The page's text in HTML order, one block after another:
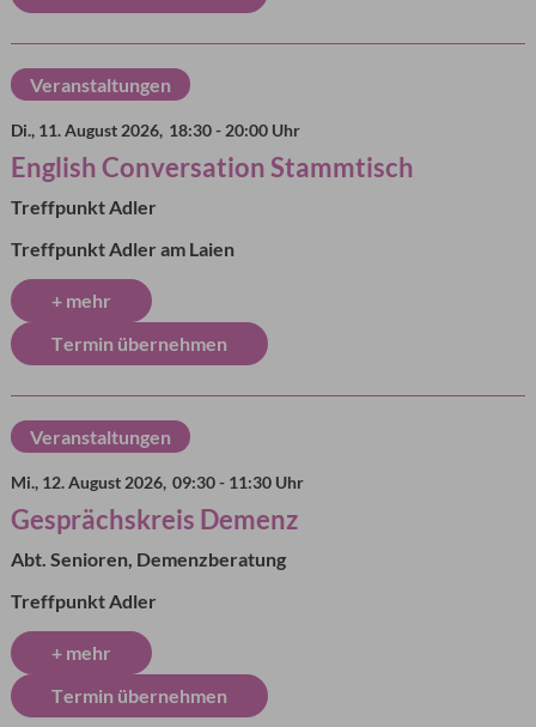
Di., 11. August 2026, 18:30 - 20:00 Uhr
English Conversation Stammtisch
Treffpunkt Adler
Treffpunkt Adler am Laien
+ mehr
Termin übernehmen
Veranstaltungen
Mi., 12. August 2026, 09:30 - 11:30 Uhr
Gesprächskreis Demenz
Abt. Senioren, Demenzberatung
Treffpunkt Adler
+ mehr
Termin übernehmen
Veranstaltungen